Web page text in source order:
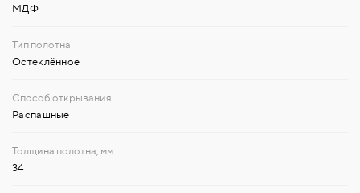
МДФ
Остеклённое
Распашные
34